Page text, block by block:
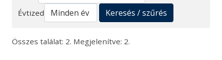
Évtized
Keresés / szűrés
Összes találat: 2. Megjelenítve: 2.